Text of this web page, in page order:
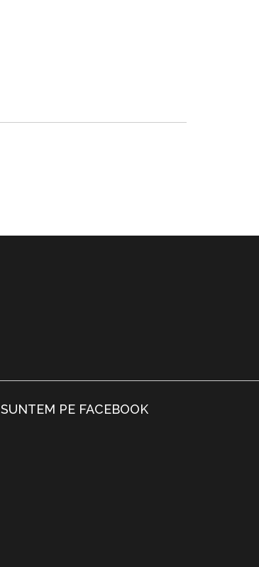
SUNTEM PE FACEBOOK